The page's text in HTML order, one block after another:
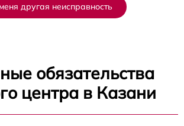
другая неисправность
обязательства
центра в Казани